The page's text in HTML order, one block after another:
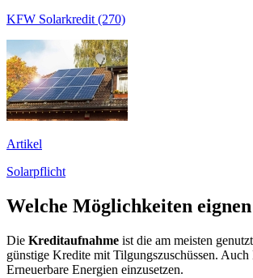
KFW Solarkredit (270)
Artikel
Solarpflicht
Welche Möglichkeiten
Die Kreditaufnahme ist die am meisten
günstige Kredite mit Tilgungszuschüssen.
Erneuerbare Energien einzusetzen.